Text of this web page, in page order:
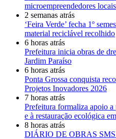
microempreendedores locais
2 semanas atrás
‘Feira Verde’ fecha 1º
material reciclável recolhido
6 horas atrás
Prefeitura inicia obras de
Jardim Paraíso
6 horas atrás
Ponta Grossa conquista
Projetos Inovadores 2026
7 horas atrás
Prefeitura formaliza apoio
e à restauração ecológica
8 horas atrás
DIÁRIO DE OBRAS